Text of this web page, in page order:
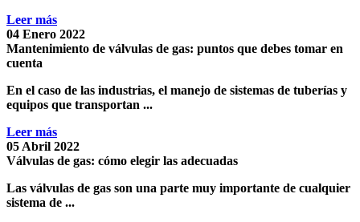
Leer más
04 Enero 2022
Mantenimiento de válvulas de gas: puntos que debes tomar en
cuenta
En el caso de las industrias, el manejo de sistemas de tuberías y
equipos que transportan ...
Leer más
05 Abril 2022
Válvulas de gas: cómo elegir las adecuadas
Las válvulas de gas son una parte muy importante de cualquier
sistema de ...